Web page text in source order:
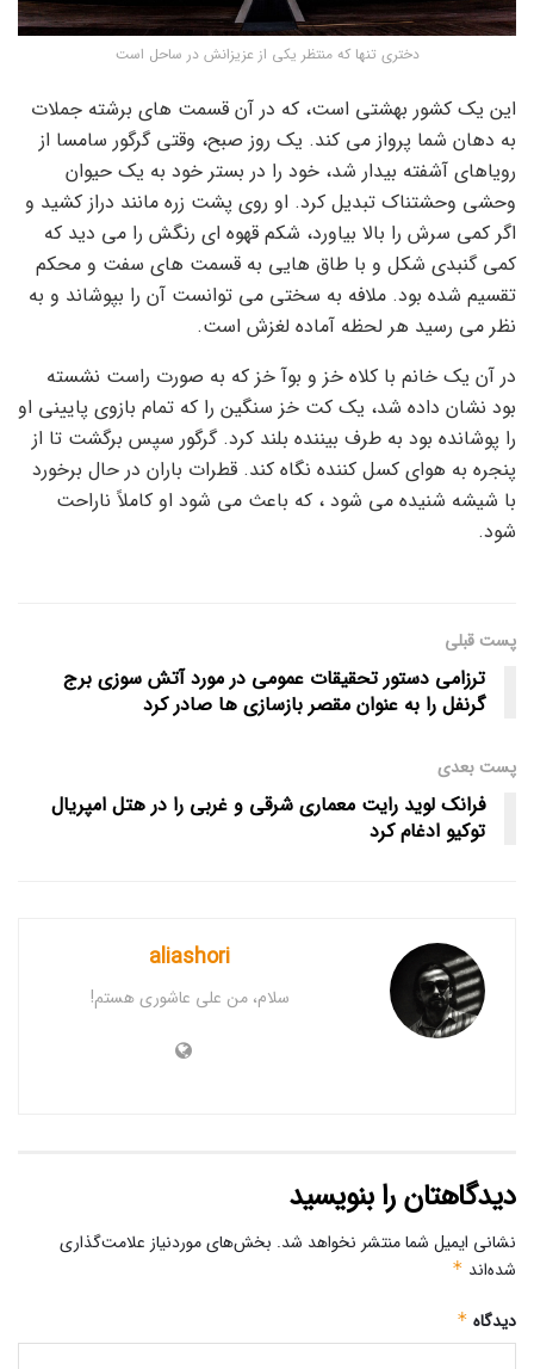
دختری تنها که منتظر یکی از عزیزانش در ساحل است
این یک کشور بهشتی است، که در آن قسمت های برشته جملات
به دهان شما پرواز می کند. یک روز صبح، وقتی گرگور سامسا از
رویاهای آشفته بیدار شد، خود را در بستر خود به یک حیوان
وحشی وحشتناک تبدیل کرد. او روی پشت زره مانند دراز کشید و
اگر کمی سرش را بالا بیاورد، شکم قهوه ای رنگش را می دید که
کمی گنبدی شکل و با طاق هایی به قسمت های سفت و محکم
تقسیم شده بود. ملافه به سختی می توانست آن را بپوشاند و به
نظر می رسید هر لحظه آماده لغزش است.
در آن یک خانم با کلاه خز و بوآ خز که به صورت راست نشسته
بود نشان داده شد، یک کت خز سنگین را که تمام بازوی پایینی او
را پوشانده بود به طرف بیننده بلند کرد. گرگور سپس برگشت تا از
پنجره به هوای کسل کننده نگاه کند. قطرات باران در حال برخورد
با شیشه شنیده می شود ، که باعث می شود او کاملاً ناراحت
شود.
پست قبلی
ترزامی دستور تحقیقات عمومی در مورد آتش سوزی برج
گرنفل را به عنوان مقصر بازسازی ها صادر کرد
پست‌ بعدی
فرانک لوید رایت معماری شرقی و غربی را در هتل امپریال
توکیو ادغام کرد
aliashori
سلام، من علی عاشوری هستم!
دیدگاهتان را بنویسید
نشانی ایمیل شما منتشر نخواهد شد. بخش‌های موردنیاز علامت‌گذاری
شده‌اند *
دیدگاه *